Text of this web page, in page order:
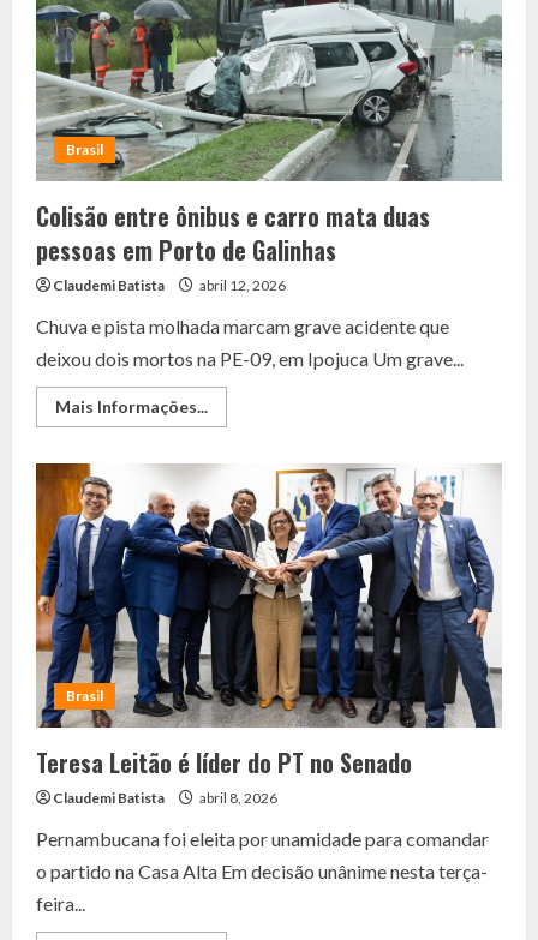
curador
após
Alzheimer
avançado
Brasil
Colisão entre ônibus e carro mata duas
pessoas em Porto de Galinhas
Claudemi Batista abril 12, 2026
Chuva e pista molhada marcam grave acidente que
deixou dois mortos na PE-09, em Ipojuca Um grave...
Mais Informações...
more
entre
ônibus
e
carro
mata
duas
pessoas
em
Porto
de
Galinhas
Brasil
Teresa Leitão é líder do PT no Senado
Claudemi Batista abril 8, 2026
Pernambucana foi eleita por unamidade para comandar
o partido na Casa Alta Em decisão unânime nesta terça-
feira...